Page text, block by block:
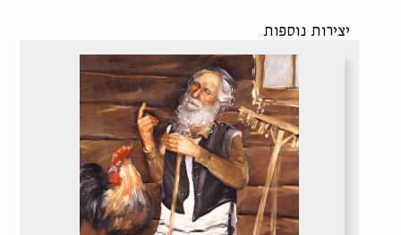
יצירות נוספות